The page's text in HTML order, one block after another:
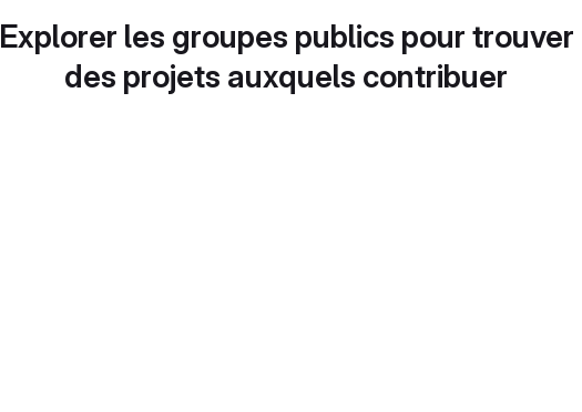
Explorer les groupes publics pour trouver
des projets auxquels contribuer